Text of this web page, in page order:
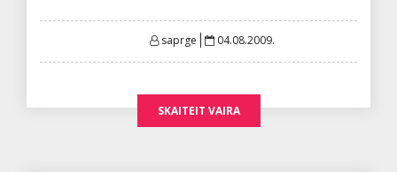
saprge
Posted
04.08.2009.
SKAITEIT VAIRA